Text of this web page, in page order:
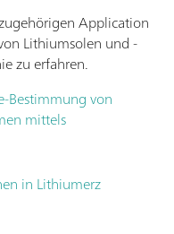
Application
Lithiumsolen und -
zu erfahren.
Bestimmung von
mittels
in Lithiumerz